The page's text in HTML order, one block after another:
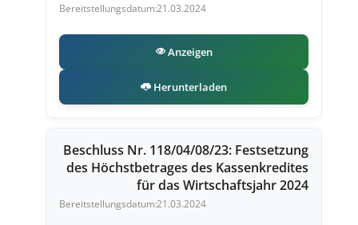
21.03.2024
Anzeigen
Herunterladen
Beschluss Nr. 118/04/08/23: Festsetzung
des Höchstbetrages des Kassenkredites
für das Wirtschaftsjahr 2024
21.03.2024